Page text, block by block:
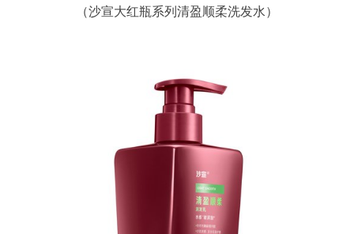
（沙宣大红瓶系列清盈顺柔洗发水）